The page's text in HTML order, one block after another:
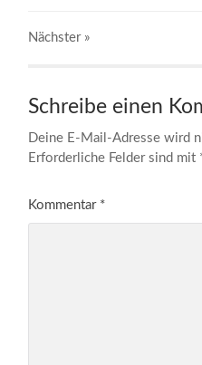
Nächster »
Schreibe einen
Deine E-Mail-Adresse wird
Erforderliche Felder sind mit
Kommentar *